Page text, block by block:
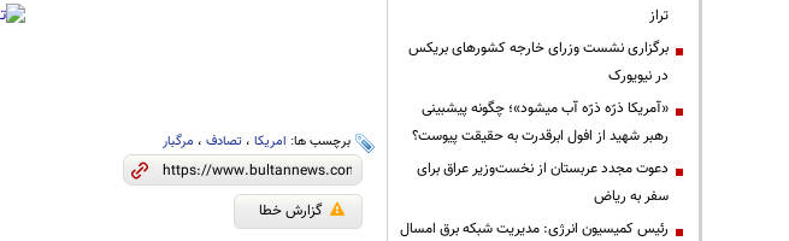
برچسب ها: امریکا، تصادف، مرگبار
گزارش خطا
تراز
برگزاری نشست وزرای خارجه کشورهای بریکس
در نیویورک
«آمریکا ذرّه ذرّه آب میشود»؛ چگونه پیشبینی
رهبر شهید از افول ابرقدرت به حقیقت پیوست؟
دعوت مجدد عربستان از نخست‌وزیر عراق برای
سفر به ریاض
رئیس کمیسیون انرژی: مدیریت شبکه برق امسال